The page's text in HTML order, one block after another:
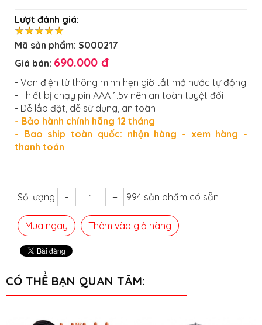
Lượt đánh giá:
Mã sản phẩm: S000217
Giá bán: 690.000 đ
- Van điện từ thông minh hẹn giờ tắt mở nước tự động
- Thiết bị chạy pin AAA 1.5v nên an toàn tuyệt đối
- Dễ lắp đặt, dễ sử dụng, an toàn
- Bảo hành chính hãng 12 tháng
- Bao ship toàn quốc: nhận hàng - xem hàng -
thanh toán
Số lượng - + 994 sản phẩm có sẵn
Mua ngay Thêm vào giỏ hàng
CÓ THỂ BẠN QUAN TÂM: